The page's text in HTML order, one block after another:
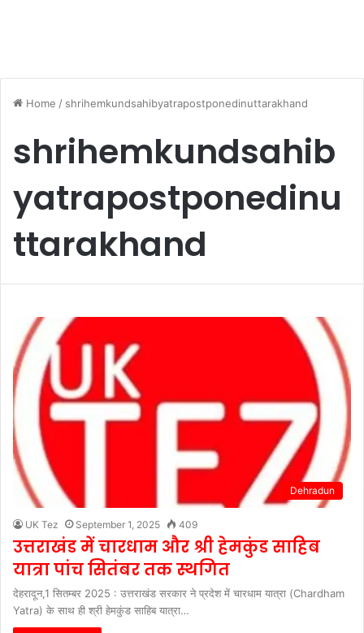
Home / shrihemkundsahibyatrapostponedinuttarakhand
shrihemkundsahib
yatrapostponedinu
ttarakhand
Dehradun
UK Tez September 1, 2025 409
उत्तराखंड में चारधाम और श्री हेमकुंड साहिब
यात्रा पांच सितंबर तक स्थगित
देहरादून,1 सितम्बर 2025 : उत्तराखंड सरकार ने प्रदेश में चारधाम यात्रा (Chardham
Yatra) के साथ ही श्री हेमकुंड साहिब यात्रा…